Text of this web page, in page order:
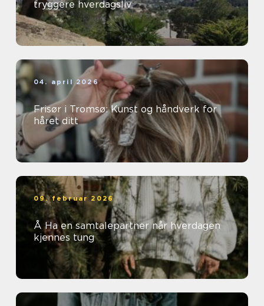
tryggere hverdagsliv
04. april 2026
Frisør i Tromsø: Kunst og håndverk for
håret ditt
09. februar 2026
Å Ha en samtalepartner når hverdagen
kjennes tung